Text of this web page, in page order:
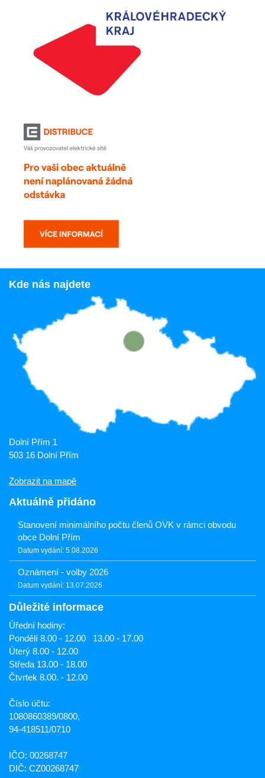
Kde nás najdete
Dolní Přím 1
503 16 Dolní Přím
Zobrazit na mapě
Aktuálně přidáno
Stanovení minimálního počtu členů OVK v rámci obvodu
obce Dolní Přím
Datum vydání: 5.08.2026
Oznámení - volby 2026
Datum vydání: 13.07.2026
Důležité informace
Úřední hodiny:
Pondělí 8.00 - 12.00 13.00 - 17.00
Úterý 8.00 - 12.00
Středa 13.00 - 18.00
Čtvrtek 8.00. - 12.00
Číslo účtu:
1080860389/0800,
94-418511/0710
IČO: 00268747
DIČ: CZ00268747